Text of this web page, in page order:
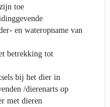
toe
en wateropname van
betrekking tot
bij het dier in
/dierenarts op
met dieren